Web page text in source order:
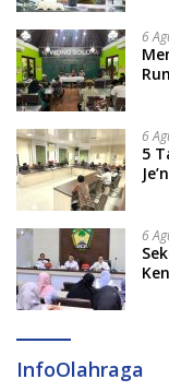
6
6
5
6
InfoOlahraga